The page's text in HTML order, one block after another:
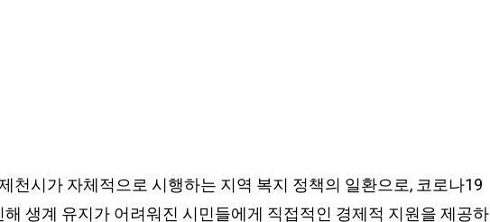
천시가 자체적으로 시행하는 지역 복지 정책의 일환으로, 코로나19
해 생계 유지가 어려워진 시민들에게 직접적인 경제적 지원을 제공하